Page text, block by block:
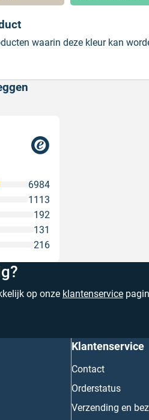
waarin deze kleur kan
216
131
192
1113
6984
op onze klantenservice
Klantenservice
Contact
Orderstatus
Verzending en